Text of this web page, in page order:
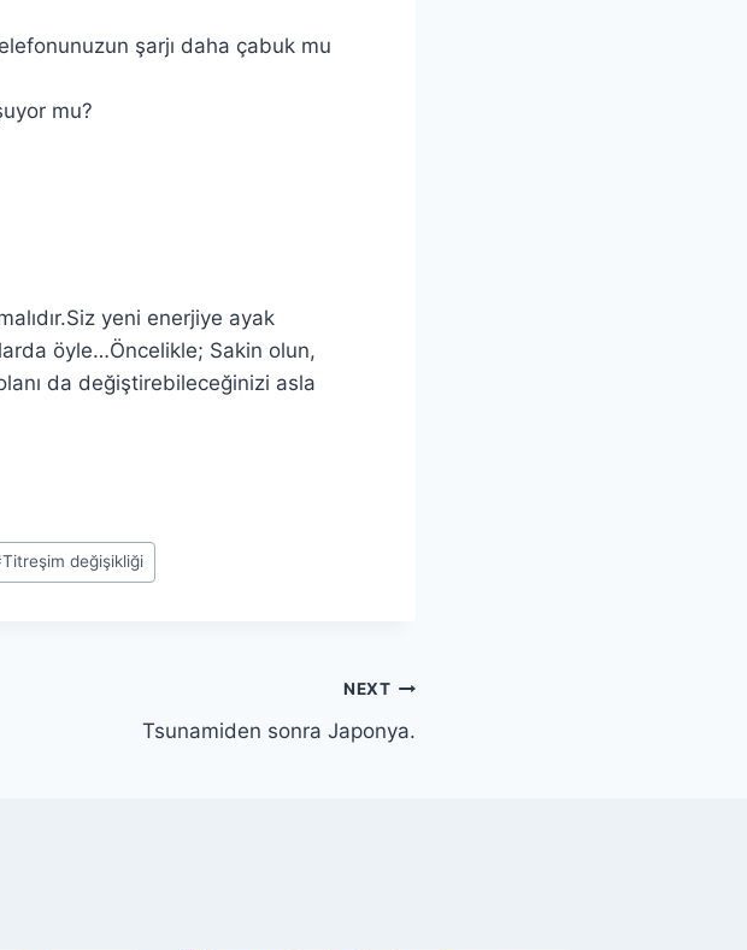
şarjı daha çabuk mu
mu?
yeni enerjiye ayak
öyle…Öncelikle; Sakin olun,
da değiştirebileceğinizi asla
Titreşim değişikliği
NEXT
Tsunamiden sonra Japonya.